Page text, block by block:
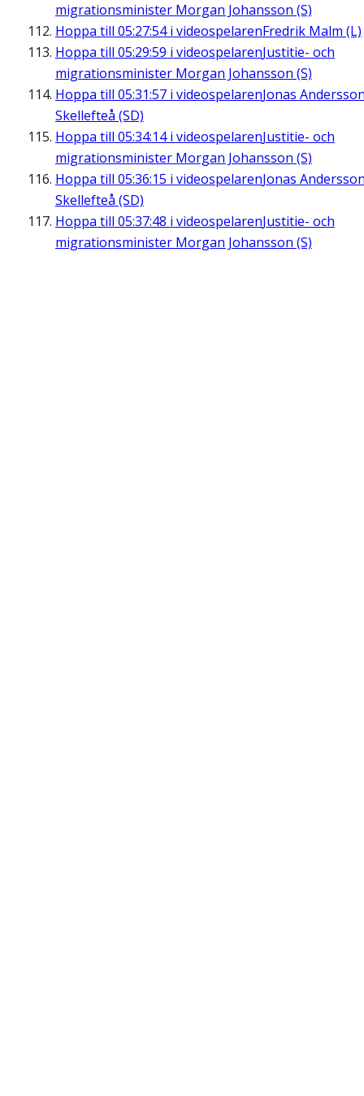
migrationsminister Morgan Johansson (S)
Hoppa till 05:27:54i videospelarenFredrik Malm (L)
Hoppa till 05:29:59 i videospelarenJustitie- och
migrationsminister Morgan Johansson (S)
Hoppa till 05:31:57 i videospelarenJonas
Skellefteå (SD)
Hoppa till 05:34:14i videospelarenJustitie- och
migrationsminister Morgan Johansson (S)
Hoppa till 05:36:15 i videospelarenJonas
Skellefteå (SD)
Hoppa till 05:37:48 i videospelarenJustitie- och
migrationsminister Morgan Johansson (S)